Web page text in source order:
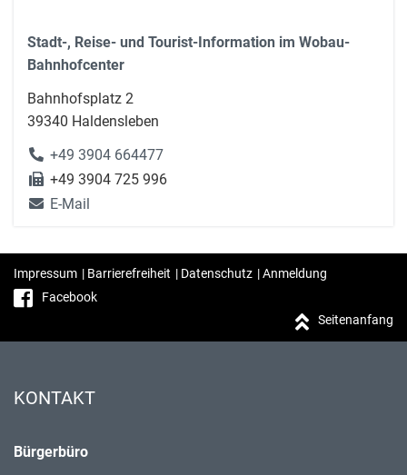
Stadt-, Reise- und Tourist-Information im Wobau-
Bahnhofcenter
Bahnhofsplatz 2
39340 Haldensleben
+49 3904 664477
+49 3904 725 996
E-Mail
Impressum | Barrierefreiheit | Datenschutz |Anmeldung
Facebook
Seitenanfang
KONTAKT
Bürgerbüro